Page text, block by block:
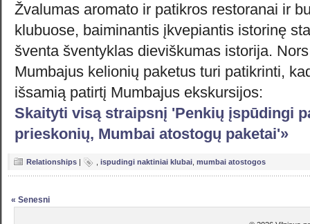
Žvalumas aromato ir patikros restoranai ir
klubuose, baiminantis įkvepiantis istorinę
šventa šventyklas dieviškumas istorija.
Mumbajus kelionių paketus turi patikrinti,
išsamią patirtį Mumbajus ekskursijos:
Skaityti visą straipsnį 'Penkių įspūdingi
prieskonių, Mumbai atostogų paketai'»
Relationships | ispudingi naktiniai klubai mumbai atostogos
« Senesni